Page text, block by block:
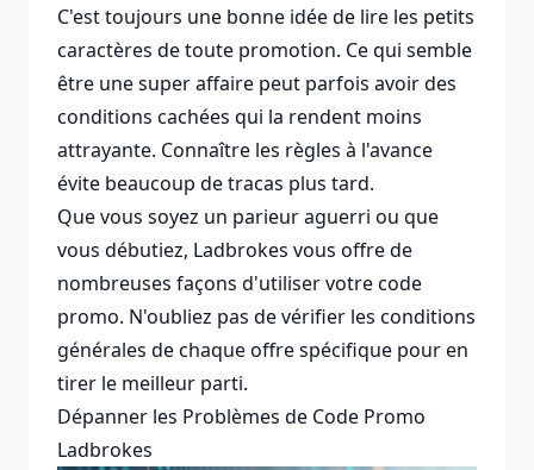
C'est toujours une bonne idée de lire les petits
caractères de toute promotion. Ce qui semble
être une super affaire peut parfois avoir des
conditions cachées qui la rendent moins
attrayante. Connaître les règles à l'avance
évite beaucoup de tracas plus tard.
Que vous soyez un parieur aguerri ou que
vous débutiez, Ladbrokes vous offre de
nombreuses façons d'utiliser votre code
promo. N'oubliez pas de vérifier les conditions
générales de chaque offre spécifique pour en
tirer le meilleur parti.
Dépanner les Problèmes de Code Promo
Ladbrokes